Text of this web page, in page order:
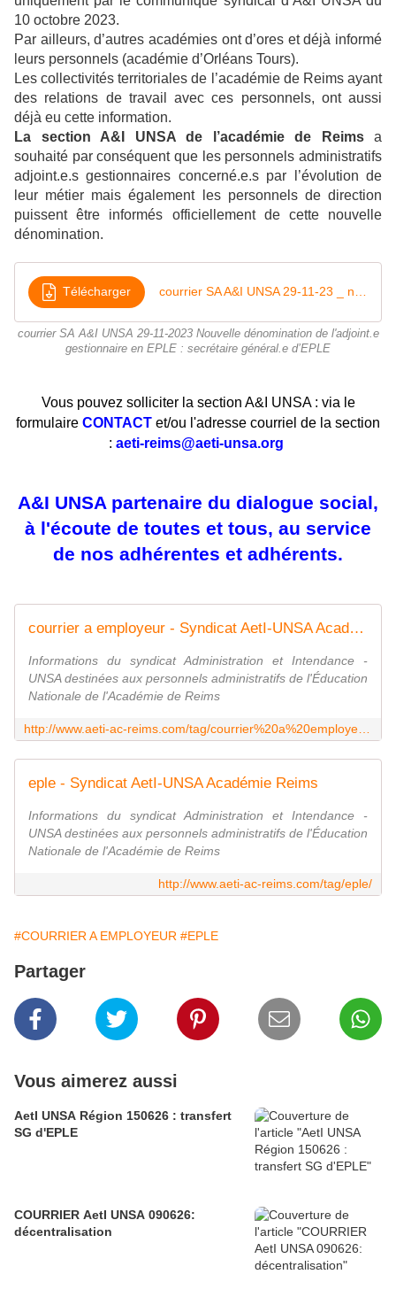
10 octobre 2023.
Par ailleurs, d’autres académies ont d’ores et déjà informé
leurs personnels (académie d’Orléans Tours).
Les collectivités territoriales de l’académie de Reims ayant
des relations de travail avec ces personnels, ont aussi
déjà eu cette information.
La section A&I UNSA de l’académie de Reims a
souhaité par conséquent que les personnels administratifs
adjoint.e.s gestionnaires concerné.e.s par l’évolution de
leur métier mais également les personnels de direction
puissent être informés officiellement de cette nouvelle
dénomination.
Télécharger
courrier SA A&I UNSA 29-11-2023 Nouvelle dénomination de l'adjoint.e
gestionnaire en EPLE : secrétaire général.e d’EPLE
Vous pouvez solliciter la section A&I UNSA : via le
formulaire CONTACT et/ou l'adresse courriel de la section
: aeti-reims@aeti-unsa.org
A&I UNSA partenaire du dialogue social,
à l'écoute de toutes et tous, au service
de nos adhérentes et adhérents.
courrier a employeur - Syndicat AetI-UNSA Académie Reims
Informations du syndicat Administration et Intendance -
UNSA destinées aux personnels administratifs de l'Éducation
Nationale de l'Académie de Reims
eple - Syndicat AetI-UNSA Académie Reims
Informations du syndicat Administration et Intendance -
UNSA destinées aux personnels administratifs de l'Éducation
Nationale de l'Académie de Reims
http://www.aeti-ac-reims.com/tag/eple/
#COURRIER A EMPLOYEUR #EPLE
Partager
Vous aimerez aussi
AetI UNSA Région 150626 : transfert
SG d'EPLE
COURRIER AetI UNSA 090626:
décentralisation